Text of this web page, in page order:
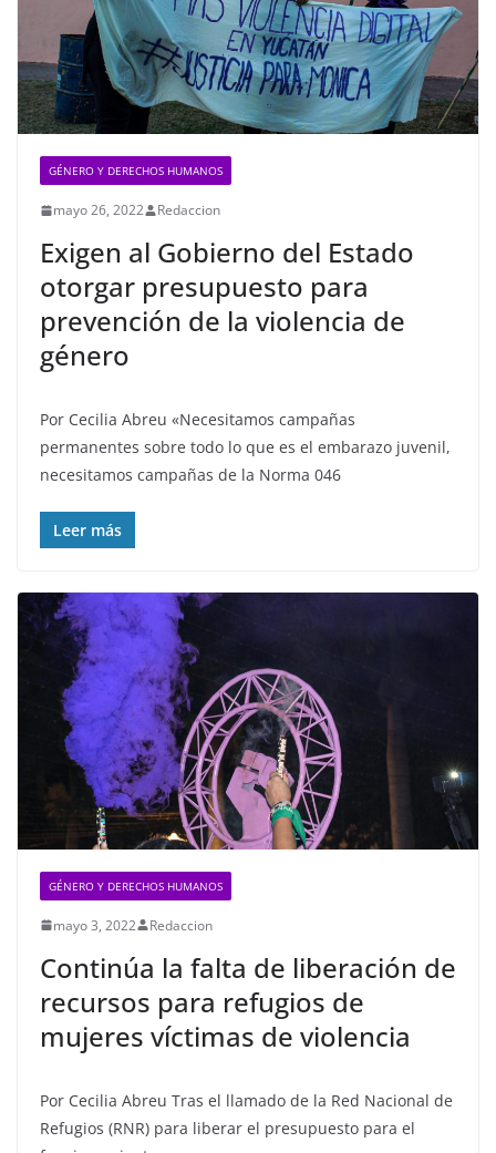
GÉNERO Y DERECHOS HUMANOS
mayo 26, 2022 Redaccion
Exigen al Gobierno del Estado
otorgar presupuesto para
prevención de la violencia de
género
Por Cecilia Abreu «Necesitamos campañas
permanentes sobre todo lo que es el embarazo juvenil,
necesitamos campañas de la Norma 046
Leer más
GÉNERO Y DERECHOS HUMANOS
mayo 3, 2022 Redaccion
Continúa la falta de liberación de
recursos para refugios de
mujeres víctimas de violencia
Por Cecilia Abreu Tras el llamado de la Red Nacional de
Refugios (RNR) para liberar el presupuesto para el